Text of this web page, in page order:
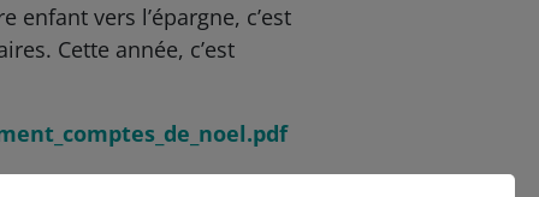
vers l’épargne, c’est
Cette année, c’est